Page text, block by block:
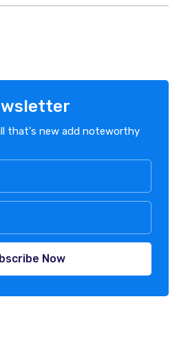
that's new add noteworthy
Now